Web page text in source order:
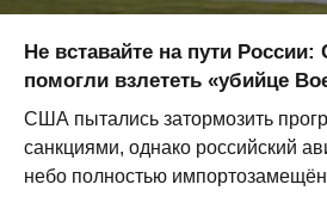
Не вставайте на пути
помогли взлететь «убийце
США пытались затормозить
санкциями, однако российский
небо полностью